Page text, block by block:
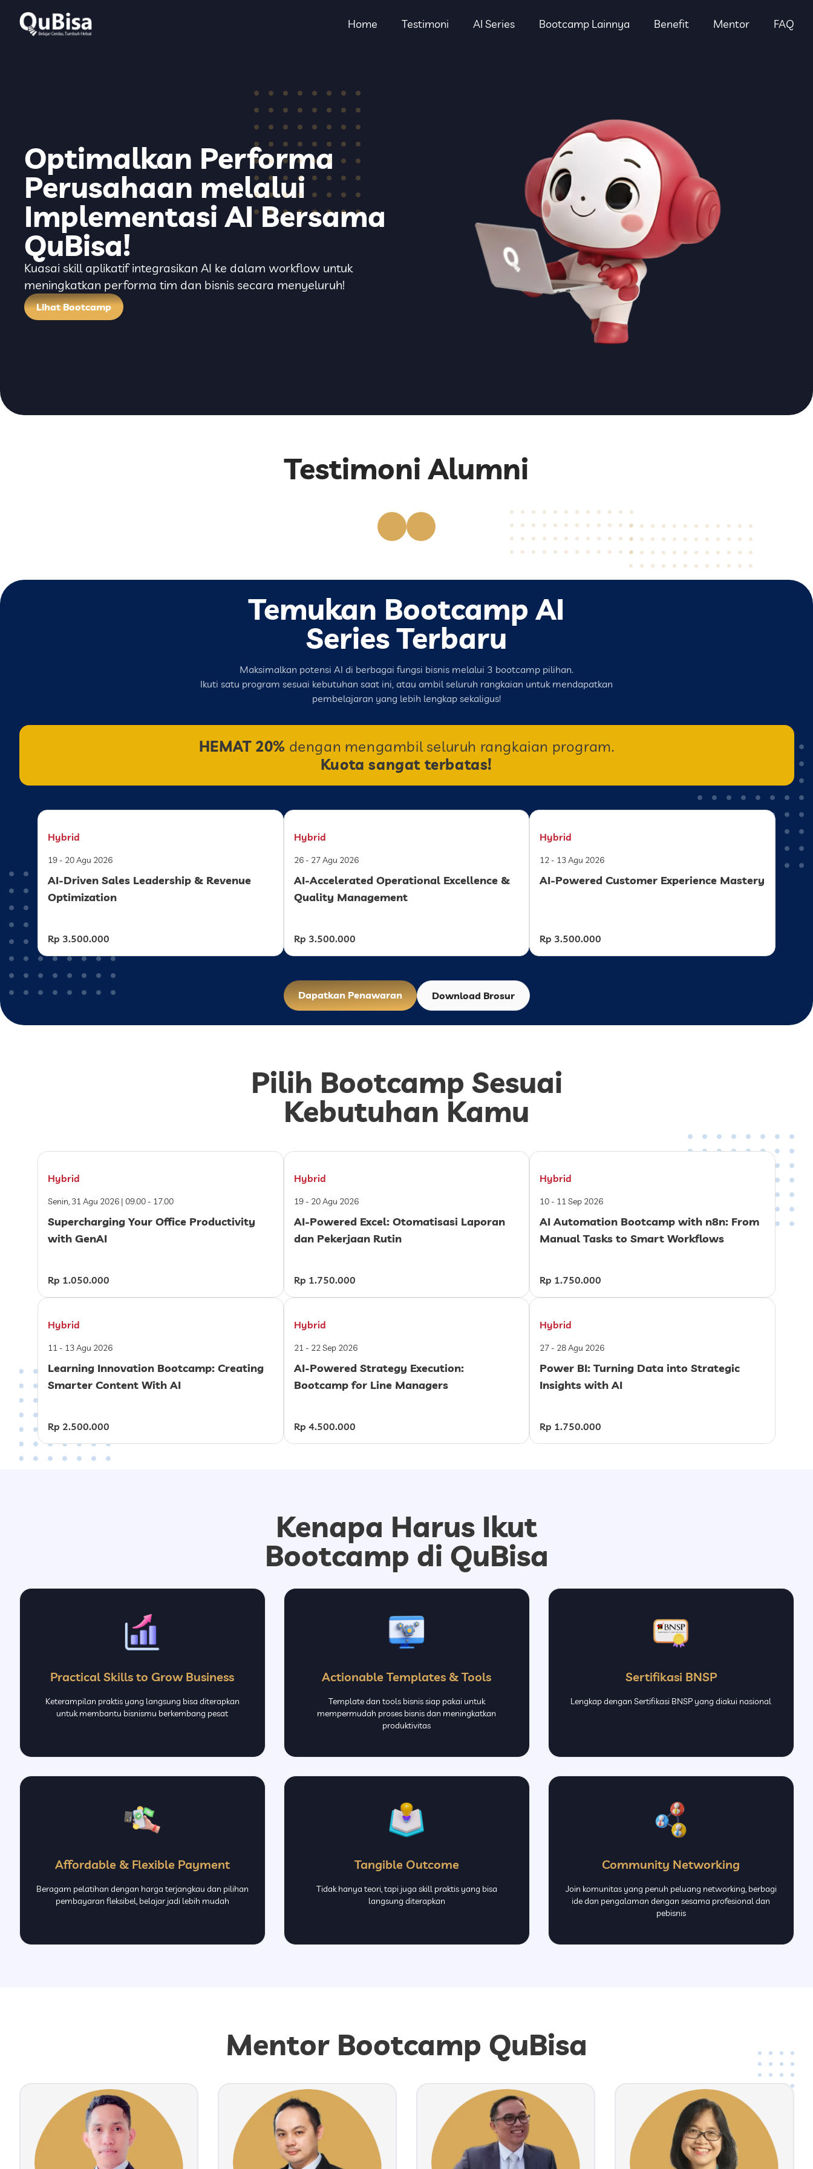
Home Testimoni AI Series Bootcamp Lainnya Benefit Mentor FAQ
Optimalkan Performa
Perusahaan melalui
Implementasi AI Bersama
QuBisa!
Kuasai skill aplikatif integrasikan AI ke dalam workflow untuk
meningkatkan performa tim dan bisnis secara menyeluruh!
Lihat Bootcamp
Testimoni Alumni
Temukan Bootcamp AI
Series Terbaru
Maksimalkan potensi AI di berbagai fungsi bisnis melalui 3 bootcamp pilihan.
Ikuti satu program sesuai kebutuhan saat ini, atau ambil seluruh rangkaian untuk mendapatkan
pembelajaran yang lebih lengkap sekaligus!
HEMAT 20% dengan mengambil seluruh rangkaian program.
Kuota sangat terbatas!
Hybrid
19 - 20 Agu 2026
AI-Driven Sales Leadership & Revenue
Optimization
Rp 3.500.000
Hybrid
26 - 27 Agu 2026
AI-Accelerated Operational Excellence &
Quality Management
Rp 3.500.000
Hybrid
12 - 13 Agu 2026
AI-Powered Customer Experience Mastery
Rp 3.500.000
Dapatkan Penawaran Download Brosur
Pilih Bootcamp Sesuai
Kebutuhan Kamu
Hybrid
Senin, 31 Agu 2026 | 09.00 - 17.00
Supercharging Your Office Productivity
with GenAI
Rp 1.050.000
Hybrid
19 - 20 Agu 2026
AI-Powered Excel: Otomatisasi Laporan
dan Pekerjaan Rutin
Rp 1.750.000
Hybrid
10 - 11 Sep 2026
AI Automation Bootcamp with n8n: From
Manual Tasks to Smart Workflows
Rp 1.750.000
Hybrid
11 - 13 Agu 2026
Learning Innovation Bootcamp: Creating
Smarter Content With AI
Rp 2.500.000
Hybrid
21 - 22 Sep 2026
AI-Powered Strategy Execution:
Bootcamp for Line Managers
Rp 4.500.000
Hybrid
27 - 28 Agu 2026
Power BI: Turning Data into Strategic
Insights with AI
Rp 1.750.000
Kenapa Harus Ikut
Bootcamp di QuBisa
Practical Skills to Grow Business
Keterampilan praktis yang langsung bisa diterapkan
untuk membantu bisnismu berkembang pesat
Actionable Templates & Tools
Template dan tools bisnis siap pakai untuk
mempermudah proses bisnis dan meningkatkan
produktivitas
Sertifikasi BNSP
Lengkap dengan Sertifikasi BNSP yang diakui nasional
Affordable & Flexible Payment
Beragam pelatihan dengan harga terjangkau dan pilihan
pembayaran fleksibel, belajar jadi lebih mudah
Tangible Outcome
Tidak hanya teori, tapi juga skill praktis yang bisa
langsung diterapkan
Community Networking
Join komunitas yang penuh peluang networking, berbagi
ide dan pengalaman dengan sesama profesional dan
pebisnis
Mentor Bootcamp QuBisa